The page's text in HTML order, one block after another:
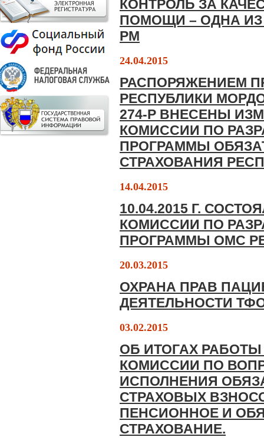
КОНТРОЛЬ ЗА
ПОМОЩИ – ОДНА
РМ
24.04.2015
РАСПОРЯЖЕНИЕМ
РЕСПУБЛИКИ
274-Р ВНЕСЕНЫ
КОМИССИИ ПО
ПРОГРАММЫ
СТРАХОВАНИЯ
14.04.2015
10.04.2015 Г.
КОМИССИИ ПО
ПРОГРАММЫ ОМС
20.03.2015
ОХРАНА ПРАВ
ДЕЯТЕЛЬНОСТИ
03.02.2015
ОБ ИТОГАХ
КОМИССИИ ПО
ИСПОЛНЕНИЯ
СТРАХОВЫХ
ПЕНСИОННОЕ И
СТРАХОВАНИЕ.